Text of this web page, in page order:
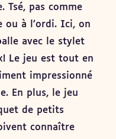
Tsé, pas comme
ou à l’ordi. Ici, on
avec le stylet
Le jeu est tout en
impressionné
En plus, le jeu
de petits
connaître